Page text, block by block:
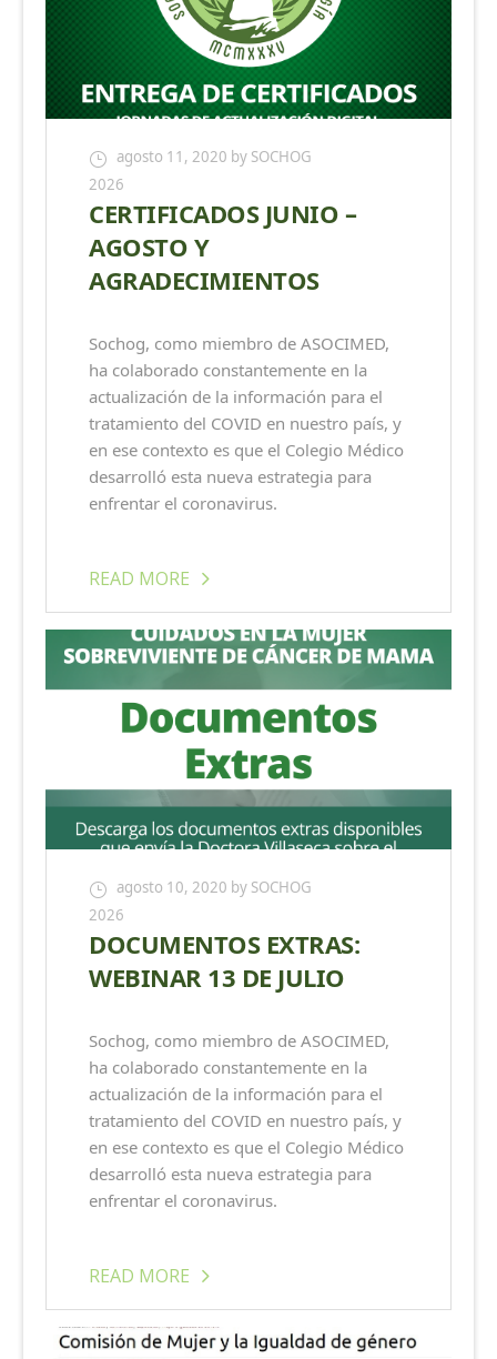
agosto 11, 2020 by SOCHOG
2026
CERTIFICADOS JUNIO –
AGOSTO Y
AGRADECIMIENTOS
Sochog, como miembro de ASOCIMED,
ha colaborado constantemente en la
actualización de la información para el
tratamiento del COVID en nuestro país, y
en ese contexto es que el Colegio Médico
desarrolló esta nueva estrategia para
enfrentar el coronavirus.
READ MORE
agosto 10, 2020 by SOCHOG
2026
DOCUMENTOS EXTRAS:
WEBINAR 13 DE JULIO
Sochog, como miembro de ASOCIMED,
ha colaborado constantemente en la
actualización de la información para el
tratamiento del COVID en nuestro país, y
en ese contexto es que el Colegio Médico
desarrolló esta nueva estrategia para
enfrentar el coronavirus.
READ MORE